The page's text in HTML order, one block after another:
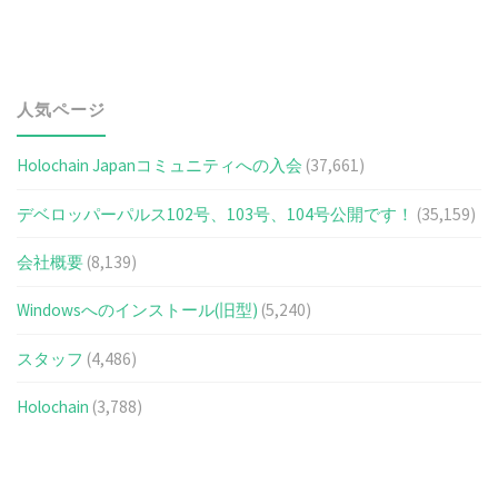
人気ページ
Holochain Japanコミュニティへの入会 (37,661)
デベロッパーパルス102号、103号、104号公開です！ (35,159)
会社概要 (8,139)
Windowsへのインストール(旧型) (5,240)
スタッフ (4,486)
Holochain (3,788)